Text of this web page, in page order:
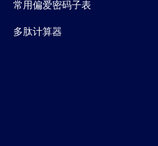
常用偏爱密码子表
多肽计算器